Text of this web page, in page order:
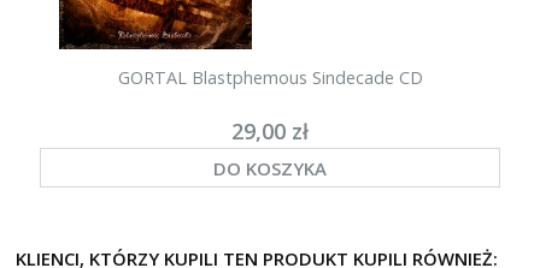
GORTAL Blastphemous Sindecade CD
29,00 zł
DO KOSZYKA
KLIENCI, KTÓRZY KUPILI TEN PRODUKT KUPILI RÓWNIEŻ: